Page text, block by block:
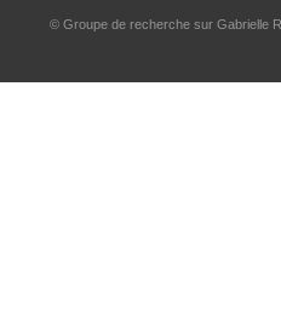
© Groupe de recherche sur Gabrielle